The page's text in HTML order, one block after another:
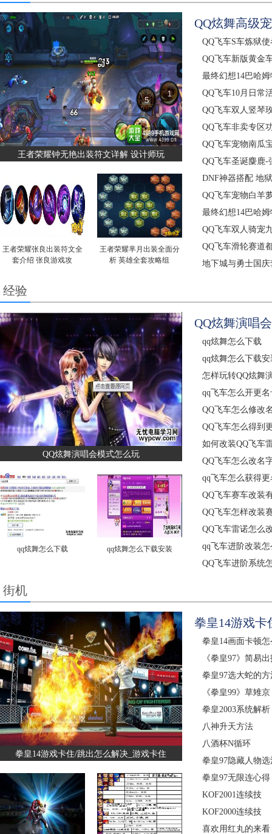
王者荣耀钟无艳出装符文详解 设计师玩
王者荣耀张良出装符文全
套介绍 张良游戏攻
王者荣耀芈月出装全面分
析 英雄全套攻略组
QQ炫舞高级
QQ飞车S车炼狱
QQ飞车新版黄金
最终幻想14巴哈
QQ飞车10月日常
QQ飞车双人竖琴
QQ飞车非卖专区
QQ飞车宠物南瓜
QQ飞车圣诞麋鹿-
DNF神器搭配 地
QQ飞车宠物白羊
最终幻想14巴哈
QQ飞车双人骑宠
QQ飞车滑轮赛道
地下城与勇士国
经验
QQ炫舞演唱会模式怎么玩
qq炫舞怎么下载 qq炫舞怎么下载安装
QQ炫舞演唱
qq炫舞怎么下载
qq炫舞怎么下载安
怎样玩转QQ炫舞
qq飞车怎么开更名
QQ飞车怎么修改
QQ飞车怎么得到
如何改装QQ飞车
QQ飞车怎么改名
qq飞车怎么获得
QQ飞车赛车改装
QQ飞车怎样改装
QQ飞车雷诺怎么
qq飞车进阶改装
QQ飞车进阶系统
街机
拳皇14游戏卡住/跳出怎么解决_游戏卡住
拳皇14游戏卡
拳皇14画面卡顿
《拳皇97》简易
拳皇97选大蛇的
《拳皇99》草雉
拳皇2003系统解析
八神升天方法
八酒杯N循环
拳皇97隐藏人物选
拳皇97无限连心得
KOF2001连续技
KOF2000连续技
喜欢用红丸的来看